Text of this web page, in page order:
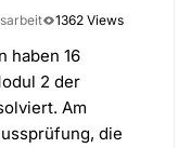
1362 Views
haben 16
2 der
Am
die